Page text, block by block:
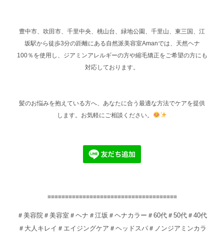
豊中市、吹田市、千里中央、桃山台、緑地公園、千里山、東三国、江
坂駅から徒歩3分の距離にある自然派美容室Amanでは、天然ヘナ
100％を使用し、ジアミンアレルギーの方や縮毛矯正をご希望の方にも
対応しております。
髪のお悩みを抱えている方へ、あなたに合う最適な方法でケアを提供
します。お気軽にご相談ください。
≡≡≡≡≡≡≡≡≡≡≡≡≡≡≡≡≡≡≡≡≡≡≡≡≡≡≡≡≡≡≡≡≡≡≡≡≡
＃美容院＃美容室＃ヘナ＃江坂＃ヘナカラー＃60代＃50代＃40代
＃大人キレイ＃エイジングケア＃ヘッドスパ＃ノンジアミンカラ